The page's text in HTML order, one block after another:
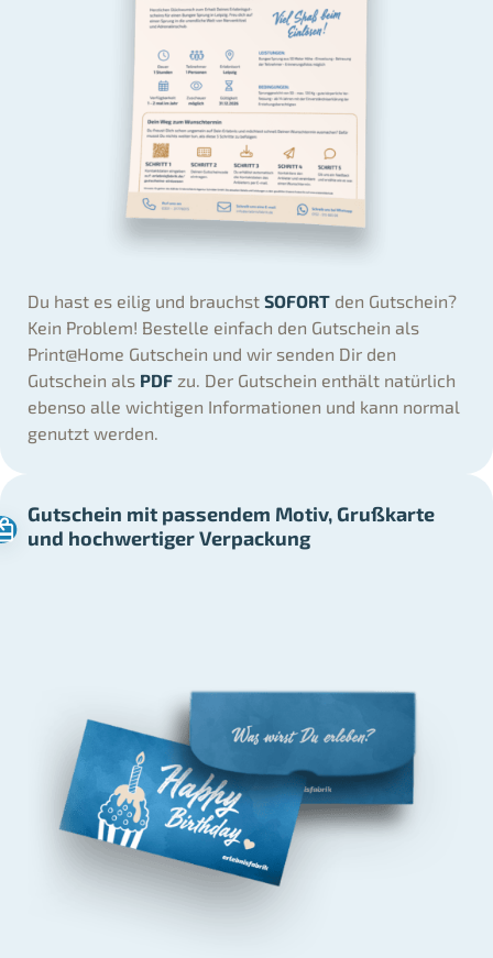
Du hast es eilig und brauchstSOFORT den Gutschein?
Kein Problem! Bestelle einfach den Gutschein als
Print@Home Gutschein und wir senden Dir den
Gutschein als PDF zu. Der Gutschein enthält natürlich
ebenso alle wichtigen Informationen und kann normal
genutzt werden.
Gutschein mit passendem Motiv, Grußkarte
und hochwertiger Verpackung